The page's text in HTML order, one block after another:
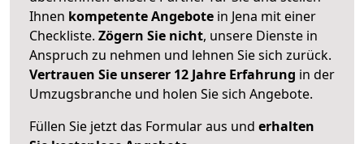
Ihnen kompetente Angebote in Jena mit einer
Checkliste. Zögern Sie nicht, unsere Dienste in
Anspruch zu nehmen und lehnen Sie sich zurück.
Vertrauen Sie unserer 12 Jahre Erfahrung in der
Umzugsbranche und holen Sie sich Angebote.
Füllen Sie jetzt das Formular aus und erhalten